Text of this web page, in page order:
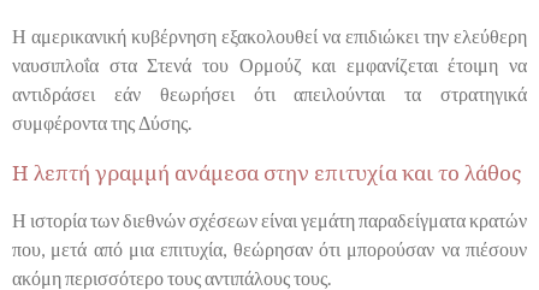
Η αμερικανική κυβέρνηση εξακολουθεί να επιδιώκει την ελεύθερη
ναυσιπλοΐα στα Στενά του Ορμούζ και εμφανίζεται έτοιμη να
αντιδράσει εάν θεωρήσει ότι απειλούνται τα στρατηγικά
συμφέροντα της Δύσης.
Η λεπτή γραμμή ανάμεσα στην επιτυχία και το λάθος
Η ιστορία των διεθνών σχέσεων είναι γεμάτη παραδείγματα κρατών
που, μετά από μια επιτυχία, θεώρησαν ότι μπορούσαν να πιέσουν
ακόμη περισσότερο τους αντιπάλους τους.